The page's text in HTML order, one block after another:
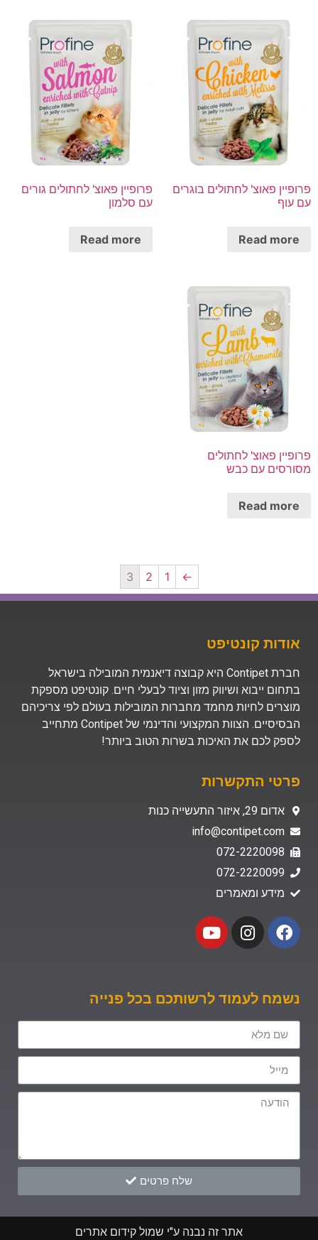
פרופיין פאוצ' לחתולים בוגרים
עם עוף
Read more
פרופיין פאוצ' לחתולים גורים
עם סלמון
Read more
פרופיין פאוצ' לחתולים
מסורסים עם כבש
Read more
←
1
2
3
אודות קונטיפט
חברת Contipet היא קבוצה דיאנמית המובילה בישראל
בתחום ייבוא ושיווק מזון וציוד לבעלי חיים. קונטיפט מספקת
מוצרים לחיות מחמד מחברות המובילות בעולם לפי צריכיהם
הבסיסיים. הצוות המקצועי והדינמי של Contipet מתחייב
לספק לכם את האיכות בשרות הטוב ביותר!
פרטי התקשרות
אדום 29, איזור התעשייה כנות
info@contipet.com
072-2220098
072-2220099
מידע ומאמרים
נשמח לעמוד לרשותכם בכל פנייה
שלח פרטים
אתר זה נבנה ע"י שמול קידום אתרים